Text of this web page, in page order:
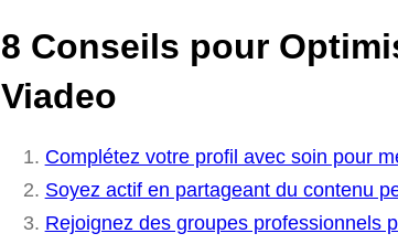
8 Conseils pour
Viadeo
Complétez votre profil avec soin pour
Soyez actif en partageant du contenu
Rejoignez des groupes professionnels